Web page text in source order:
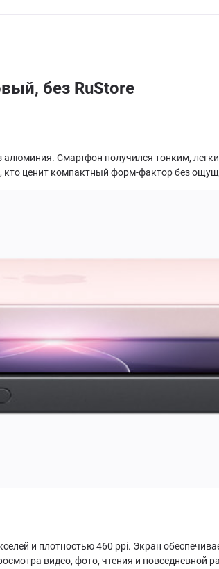
без RuStore
Смартфон получился тонким,
ценит компактный форм-фактор без
и плотностью 460 ppi. Экран
видео, фото, чтения и